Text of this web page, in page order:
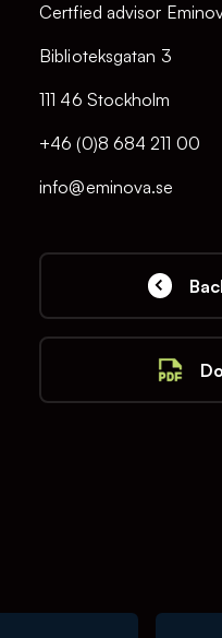
Certfied advisor
Biblioteksgatan 3
111 46 Stockholm
+46 (0)8 684 211 00
info@eminova.se